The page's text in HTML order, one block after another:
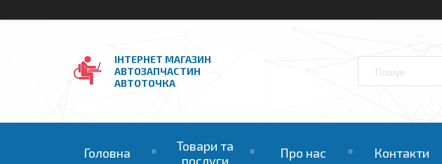
ІНТЕРНЕТ МАГАЗИН
АВТОЗАПЧАСТИН
АВТОТОЧКА
Головна
Товари та
послуги
Про нас Контакти